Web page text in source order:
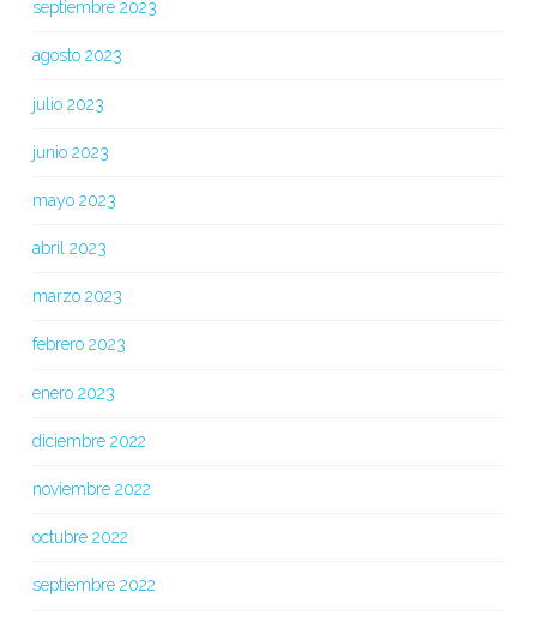
septiembre 2023
agosto 2023
julio 2023
junio 2023
mayo 2023
abril 2023
marzo 2023
febrero 2023
enero 2023
diciembre 2022
noviembre 2022
octubre 2022
septiembre 2022